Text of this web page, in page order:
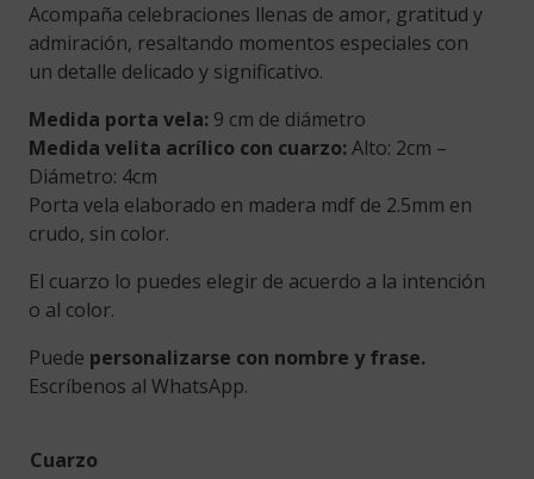
Acompaña celebraciones llenas de amor, gratitud y
admiración, resaltando momentos especiales con
un detalle delicado y significativo.
Medida porta vela: 9 cm de diámetro
Medida velita acrílico con cuarzo:Alto: 2cm –
Diámetro: 4cm
Porta vela elaborado en madera mdf de 2.5mm en
crudo, sin color.
El cuarzo lo puedes elegir de acuerdo a la intención
o al color.
Puede personalizarse con nombre y frase.
Escríbenos al WhatsApp.
Cuarzo